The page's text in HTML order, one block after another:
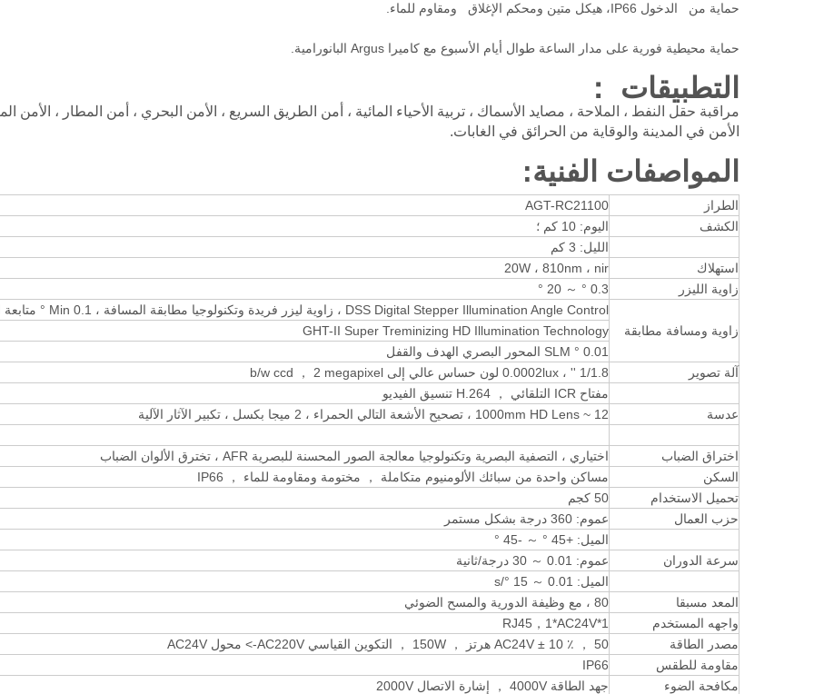
حماية من الدخول IP66، هيكل متين ومحكم الإغلاق ومقاوم للماء.
حماية محيطية فورية على مدار الساعة طوال أيام الأسبوع مع كاميرا Argus البانورامية.
التطبيقات ：
مراقبة حقل النفط ، الملاحة ، مصايد الأسماك ، تربية الأحياء المائية ، أمن الطريق السريع ، الأمن البحري ، أمن المطار ، الأمن
الأمن في المدينة والوقاية من الحرائق في الغابات.
المواصفات الفنية:
الطراز
AGT-RC21100
الكشف
اليوم: 10 كم ؛
الليل: 3 كم
استهلاك
20W ، 810nm ، nir
زاوية الليزر
0.3 ° ～ 20 °
زاوية ومسافة مطابقة
DSS Digital Stepper Illumination Angle Control ، زاوية ليزر فريدة وتكنولوجيا مطابقة المسافة ، Min 0.1 ° متابعة التكبير
GHT-II Super Treminizing HD Illumination Technology
0.01 ° SLM المحور البصري الهدف والقفل
آلة تصوير
1/1.8 '' ، 0.0002lux لون حساس عالي إلى b/w ccd ， 2 megapixel
مفتاح ICR التلقائي ， H.264 تنسيق الفيديو
عدسة
12 ~ 1000mm HD Lens ، تصحيح الأشعة التالي الحمراء ، 2 ميجا بكسل ، تكبير الآثار الآلية
اختراق الضباب
اختياري ، التصفية البصرية وتكنولوجيا معالجة الصور المحسنة للبصرية AFR ، تخترق الألوان الضباب
السكن
مساكن واحدة من سبائك الألومنيوم متكاملة ， مختومة ومقاومة للماء ， IP66
تحميل الاستخدام
50 كجم
حزب العمال
عموم: 360 درجة بشكل مستمر
الميل: +45 ° ～ -45 °
سرعة الدوران
عموم: 0.01 ～ 30 درجة/ثانية
الميل: 0.01 ～ 15 °/s
المعد مسبقا
80 ، مع وظيفة الدورية والمسح الضوئي
واجهه المستخدم
1*RJ45，1*AC24V
مصدر الطاقة
AC24V ± 10 ٪ ， 50 هرتز ， 150W ， التكوين القياسي AC220V-> محول AC24V
مقاومة للطقس
IP66
مكافحة الضوء
جهد الطاقة 4000V ， إشارة الاتصال 2000V